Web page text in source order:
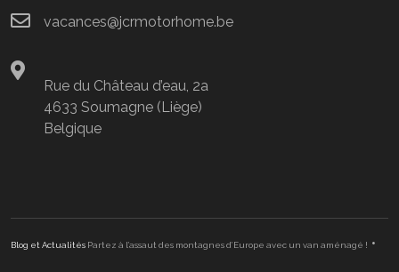
vacances@jcrmotorhome.be
Rue du Château d’eau, 2a
4633 Soumagne (Liège)
Belgique
Blog et Actualités Partez à l’assaut des montagnes d’Europe avec un van aménagé ! •